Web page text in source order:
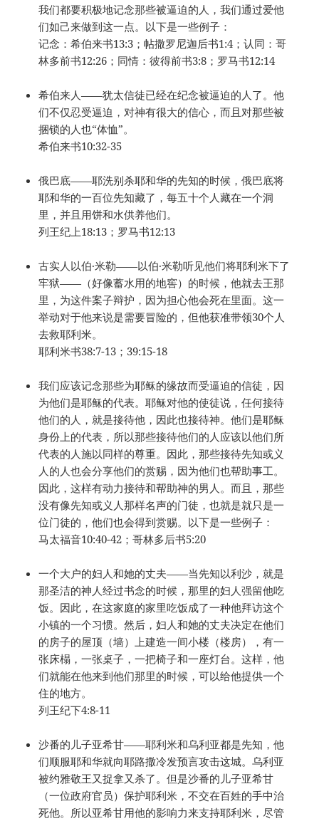
我们都要积极地记念那些被逼迫的人，我们通过爱他
们如己来做到这一点。以下是一些例子：
记念：希伯来书13:3；帖撒罗尼迦后书1:4；认同：哥
林多前书12:26；同情：彼得前书3:8；罗马书12:14
希伯来人——犹太信徒已经在纪念被逼迫的人了。他
们不仅忍受逼迫，对神有很大的信心，而且对那些被
捆锁的人也“体恤”。
希伯来书10:32-35
俄巴底——耶洗别杀耶和华的先知的时候，俄巴底将
耶和华的一百位先知藏了，每五十个人藏在一个洞
里，并且用饼和水供养他们。
列王纪上18:13；罗马书12:13
古实人以伯·米勒——以伯·米勒听见他们将耶利米下了
牢狱——（好像蓄水用的地窖）的时候，他就去王那
里，为这件案子辩护，因为担心他会死在里面。这一
举动对于他来说是需要冒险的，但他获准带领30个人
去救耶利米。
耶利米书38:7-13；39:15-18
我们应该记念那些为耶稣的缘故而受逼迫的信徒，因
为他们是耶稣的代表。耶稣对他的使徒说，任何接待
他们的人，就是接待他，因此也接待神。他们是耶稣
身份上的代表，所以那些接待他们的人应该以他们所
代表的人施以同样的尊重。因此，那些接待先知或义
人的人也会分享他们的赏赐，因为他们也帮助事工。
因此，这样有动力接待和帮助神的男人。而且，那些
没有像先知或义人那样名声的门徒，也就是就只是一
位门徒的，他们也会得到赏赐。以下是一些例子：
马太福音10:40-42；哥林多后书5:20
一个大户的妇人和她的丈夫——当先知以利沙，就是
那圣洁的神人经过书念的时候，那里的妇人强留他吃
饭。因此，在这家庭的家里吃饭成了一种他拜访这个
小镇的一个习惯。然后，妇人和她的丈夫决定在他们
的房子的屋顶（墙）上建造一间小楼（楼房），有一
张床榻，一张桌子，一把椅子和一座灯台。这样，他
们就能在他来到他们那里的时候，可以给他提供一个
住的地方。
列王纪下4:8-11
沙番的儿子亚希甘——耶利米和乌利亚都是先知，他
们顺服耶和华就向耶路撒冷发预言攻击这城。乌利亚
被约雅敬王又捉拿又杀了。但是沙番的儿子亚希甘
（一位政府官员）保护耶利米，不交在百姓的手中治
死他。所以亚希甘用他的影响力来支持耶利米，尽管